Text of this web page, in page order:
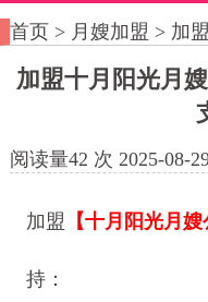
首页 > 月嫂加盟 > 加
加盟十月阳光月
阅读量42 次 2025-08-
加盟 【十月阳光月嫂
持：